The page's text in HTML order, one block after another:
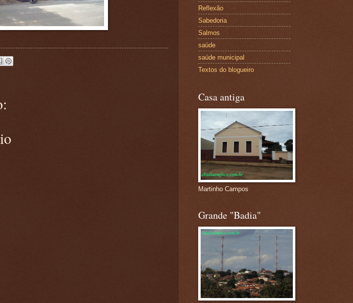
Reflexão
Sabedoria
Salmos
saúde
saúde municipal
Textos do blogueiro
Casa antiga
Martinho Campos
Grande "Badia"